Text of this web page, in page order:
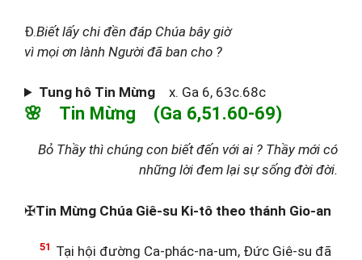
Đ.Biết lấy chi đền đáp Chúa bây giờ
vì mọi ơn lành Người đã ban cho ?
Tung hô Tin Mừng x. Ga 6, 63c.68c
🌸 Tin Mừng (Ga 6,51.60-69)
Bỏ Thầy thì chúng con biết đến với ai ? Thầy mới có
những lời đem lại sự sống đời đời.
✠Tin Mừng Chúa Giê-su Ki-tô theo thánh Gio-an
51 Tại hội đường Ca-phác-na-um, Đức Giê-su đã